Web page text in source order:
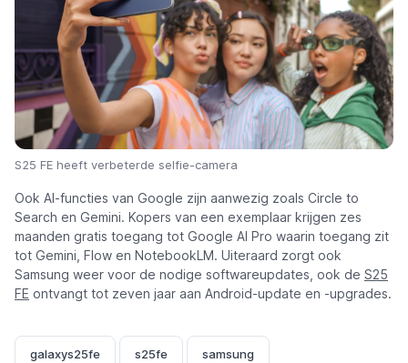
S25 FE heeft verbeterde selfie-camera
Ook AI-functies van Google zijn aanwezig zoals Circle to
Search en Gemini. Kopers van een exemplaar krijgen zes
maanden gratis toegang tot Google AI Pro waarin toegang zit
tot Gemini, Flow en NotebookLM. Uiteraard zorgt ook
Samsung weer voor de nodige softwareupdates, ook de S25
FE ontvangt tot zeven jaar aan Android-update en -upgrades.
galaxys25fe s25fe samsung